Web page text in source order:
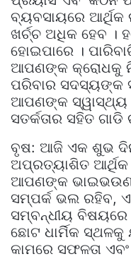
ବ୍ୟବସାୟରେ ଆର୍ଥିକ
ଖର୍ଚ୍ଚ ଅଧିକ ହେବ ।
ହୋଇପାରେ ।
ଆପଣଙ୍କ କ୍ରୋଧକୁ
ପରିବାର ସଦସ୍ୟଙ୍କ
ଆପଣଙ୍କ ସ୍ୱାସ୍ଥ୍ୟ
ସତର୍କତାର ସହିତ ଗାଡି
ବୃଷ: ଆଜି ଏକ ଶୁଭ ଦିନ
ଅପ୍ରତ୍ୟାଶିତ ଆର୍ଥିକ
ଆପଣଙ୍କ
ସମ୍ପର୍କ ଭଲ ରହିବ,
ସମ୍ବନ୍ଧୀୟ ବିଷୟରେ
ଛୋଟ ଧାର୍ମିକ
କାମରେ ସଫଳତା